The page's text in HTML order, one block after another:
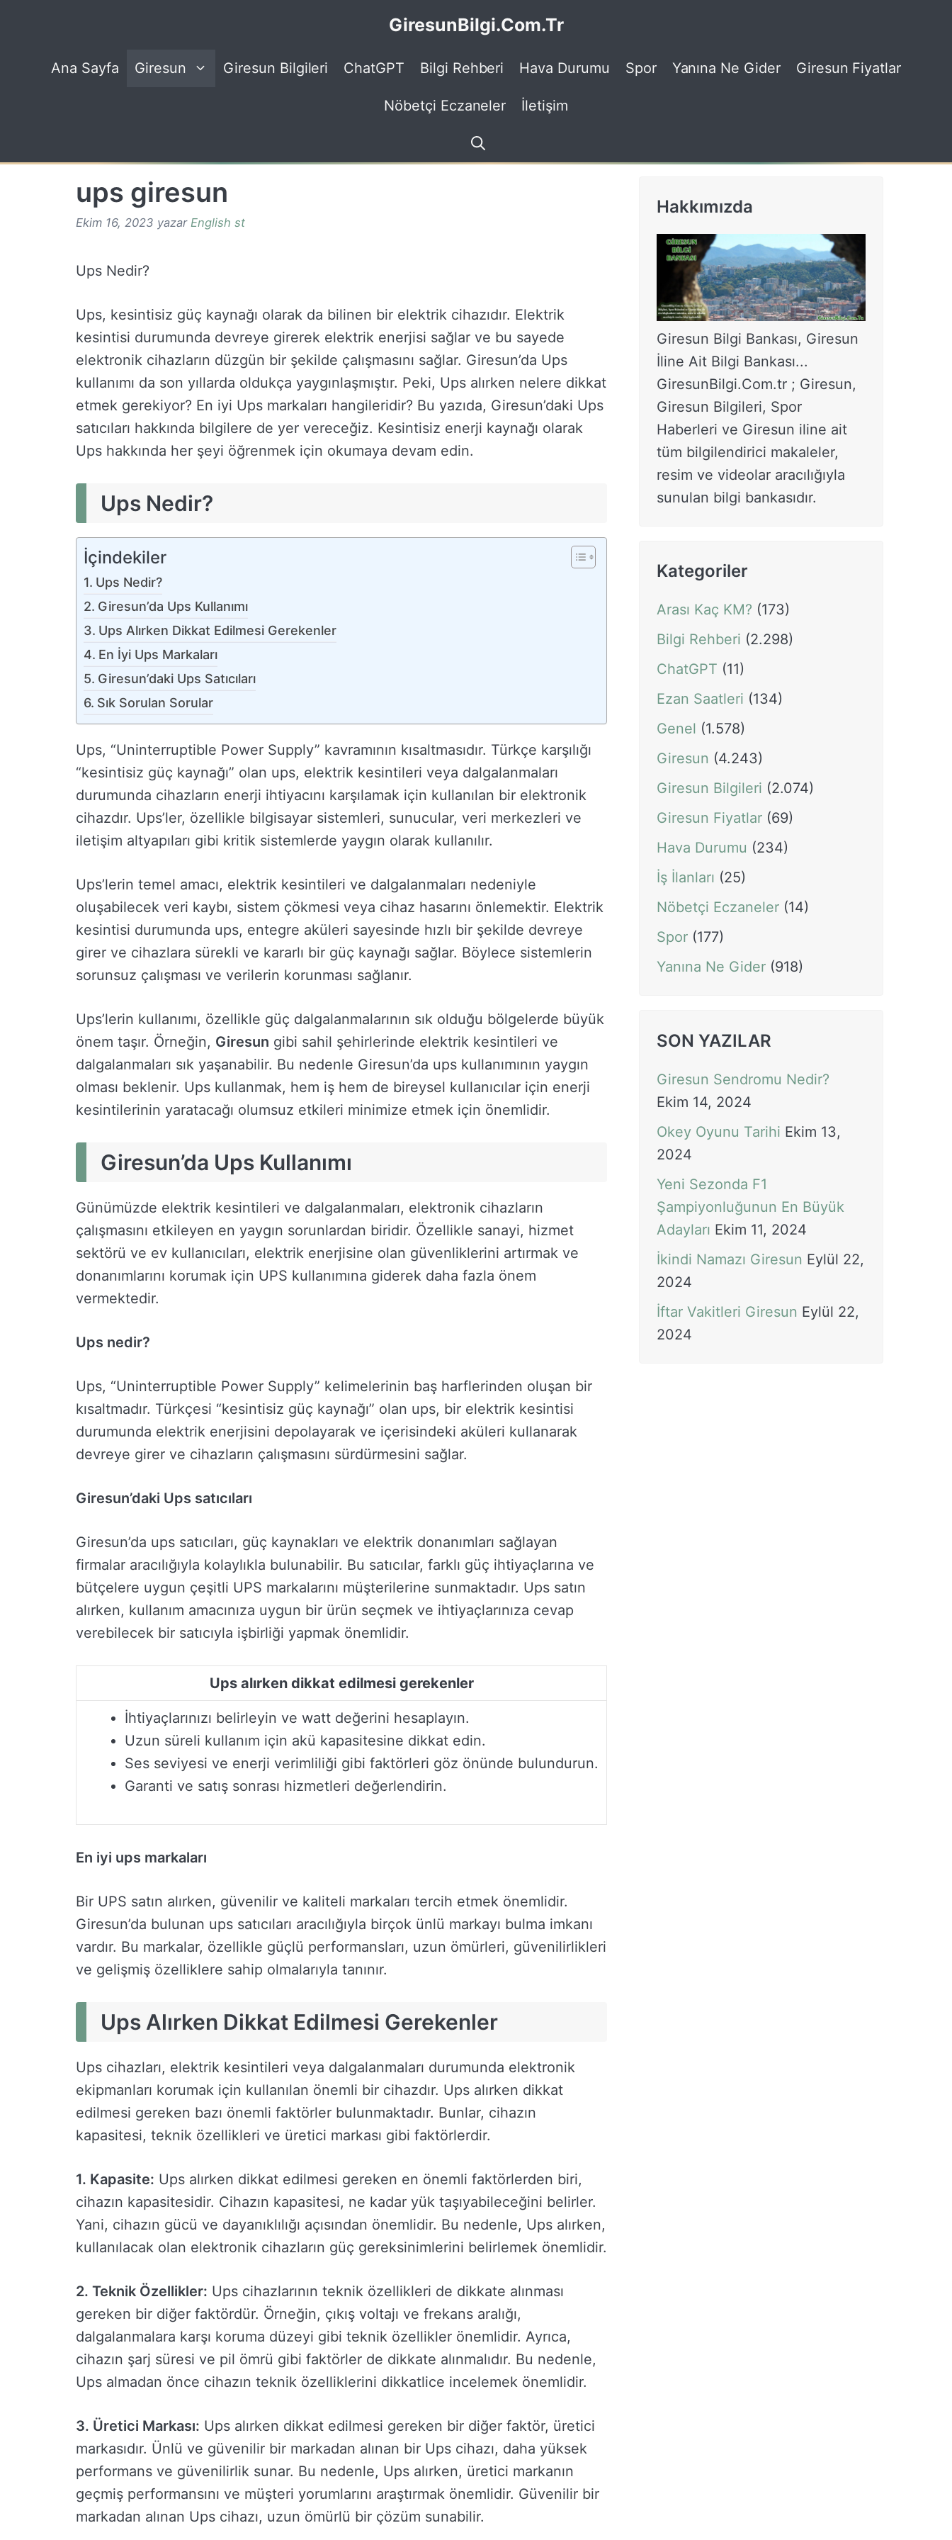
GiresunBilgi.Com.Tr
Ana Sayfa Giresun Giresun Bilgileri ChatGPT Bilgi Rehberi Hava Durumu Spor Yanına Ne Gider Giresun Fiyatlar
Nöbetçi Eczaneler İletişim
ups giresun
Ekim 16, 2023 yazar English st
Ups Nedir?
Ups, kesintisiz güç kaynağı olarak da bilinen bir elektrik cihazıdır. Elektrik
kesintisi durumunda devreye girerek elektrik enerjisi sağlar ve bu sayede
elektronik cihazların düzgün bir şekilde çalışmasını sağlar. Giresun’da Ups
kullanımı da son yıllarda oldukça yaygınlaşmıştır. Peki, Ups alırken nelere dikkat
etmek gerekiyor? En iyi Ups markaları hangileridir? Bu yazıda, Giresun’daki Ups
satıcıları hakkında bilgilere de yer vereceğiz. Kesintisiz enerji kaynağı olarak
Ups hakkında her şeyi öğrenmek için okumaya devam edin.
Ups Nedir?
İçindekiler
Ups Nedir?
Giresun’da Ups Kullanımı
Ups Alırken Dikkat Edilmesi Gerekenler
En İyi Ups Markaları
Giresun’daki Ups Satıcıları
Sık Sorulan Sorular
Ups, “Uninterruptible Power Supply” kavramının kısaltmasıdır. Türkçe karşılığı
“kesintisiz güç kaynağı” olan ups, elektrik kesintileri veya dalgalanmaları
durumunda cihazların enerji ihtiyacını karşılamak için kullanılan bir elektronik
cihazdır. Ups’ler, özellikle bilgisayar sistemleri, sunucular, veri merkezleri ve
iletişim altyapıları gibi kritik sistemlerde yaygın olarak kullanılır.
Ups’lerin temel amacı, elektrik kesintileri ve dalgalanmaları nedeniyle
oluşabilecek veri kaybı, sistem çökmesi veya cihaz hasarını önlemektir. Elektrik
kesintisi durumunda ups, entegre aküleri sayesinde hızlı bir şekilde devreye
girer ve cihazlara sürekli ve kararlı bir güç kaynağı sağlar. Böylece sistemlerin
sorunsuz çalışması ve verilerin korunması sağlanır.
Ups’lerin kullanımı, özellikle güç dalgalanmalarının sık olduğu bölgelerde büyük
önem taşır. Örneğin, Giresun gibi sahil şehirlerinde elektrik kesintileri ve
dalgalanmaları sık yaşanabilir. Bu nedenle Giresun’da ups kullanımının yaygın
olması beklenir. Ups kullanmak, hem iş hem de bireysel kullanıcılar için enerji
kesintilerinin yaratacağı olumsuz etkileri minimize etmek için önemlidir.
Giresun’da Ups Kullanımı
Günümüzde elektrik kesintileri ve dalgalanmaları, elektronik cihazların
çalışmasını etkileyen en yaygın sorunlardan biridir. Özellikle sanayi, hizmet
sektörü ve ev kullanıcıları, elektrik enerjisine olan güvenliklerini artırmak ve
donanımlarını korumak için UPS kullanımına giderek daha fazla önem
vermektedir.
Ups nedir?
Ups, “Uninterruptible Power Supply” kelimelerinin baş harflerinden oluşan bir
kısaltmadır. Türkçesi “kesintisiz güç kaynağı” olan ups, bir elektrik kesintisi
durumunda elektrik enerjisini depolayarak ve içerisindeki aküleri kullanarak
devreye girer ve cihazların çalışmasını sürdürmesini sağlar.
Giresun’daki Ups satıcıları
Giresun’da ups satıcıları, güç kaynakları ve elektrik donanımları sağlayan
firmalar aracılığıyla kolaylıkla bulunabilir. Bu satıcılar, farklı güç ihtiyaçlarına ve
bütçelere uygun çeşitli UPS markalarını müşterilerine sunmaktadır. Ups satın
alırken, kullanım amacınıza uygun bir ürün seçmek ve ihtiyaçlarınıza cevap
verebilecek bir satıcıyla işbirliği yapmak önemlidir.
Ups alırken dikkat edilmesi gerekenler
İhtiyaçlarınızı belirleyin ve watt değerini hesaplayın.
Uzun süreli kullanım için akü kapasitesine dikkat edin.
Ses seviyesi ve enerji verimliliği gibi faktörleri göz önünde bulundurun.
Garanti ve satış sonrası hizmetleri değerlendirin.
En iyi ups markaları
Bir UPS satın alırken, güvenilir ve kaliteli markaları tercih etmek önemlidir.
Giresun’da bulunan ups satıcıları aracılığıyla birçok ünlü markayı bulma imkanı
vardır. Bu markalar, özellikle güçlü performansları, uzun ömürleri, güvenilirlikleri
ve gelişmiş özelliklere sahip olmalarıyla tanınır.
Ups Alırken Dikkat Edilmesi Gerekenler
Ups cihazları, elektrik kesintileri veya dalgalanmaları durumunda elektronik
ekipmanları korumak için kullanılan önemli bir cihazdır. Ups alırken dikkat
edilmesi gereken bazı önemli faktörler bulunmaktadır. Bunlar, cihazın
kapasitesi, teknik özellikleri ve üretici markası gibi faktörlerdir.
1. Kapasite: Ups alırken dikkat edilmesi gereken en önemli faktörlerden biri,
cihazın kapasitesidir. Cihazın kapasitesi, ne kadar yük taşıyabileceğini belirler.
Yani, cihazın gücü ve dayanıklılığı açısından önemlidir. Bu nedenle, Ups alırken,
kullanılacak olan elektronik cihazların güç gereksinimlerini belirlemek önemlidir.
2. Teknik Özellikler: Ups cihazlarının teknik özellikleri de dikkate alınması
gereken bir diğer faktördür. Örneğin, çıkış voltajı ve frekans aralığı,
dalgalanmalara karşı koruma düzeyi gibi teknik özellikler önemlidir. Ayrıca,
cihazın şarj süresi ve pil ömrü gibi faktörler de dikkate alınmalıdır. Bu nedenle,
Ups almadan önce cihazın teknik özelliklerini dikkatlice incelemek önemlidir.
3. Üretici Markası: Ups alırken dikkat edilmesi gereken bir diğer faktör, üretici
markasıdır. Ünlü ve güvenilir bir markadan alınan bir Ups cihazı, daha yüksek
performans ve güvenilirlik sunar. Bu nedenle, Ups alırken, üretici markanın
geçmiş performansını ve müşteri yorumlarını araştırmak önemlidir. Güvenilir bir
markadan alınan Ups cihazı, uzun ömürlü bir çözüm sunabilir.
Hakkımızda
Giresun Bilgi Bankası, Giresun
İline Ait Bilgi Bankası...
GiresunBilgi.Com.tr ; Giresun,
Giresun Bilgileri, Spor
Haberleri ve Giresun iline ait
tüm bilgilendirici makaleler,
resim ve videolar aracılığıyla
sunulan bilgi bankasıdır.
Kategoriler
Arası Kaç KM? (173)
Bilgi Rehberi (2.298)
ChatGPT (11)
Ezan Saatleri (134)
Genel (1.578)
Giresun (4.243)
Giresun Bilgileri (2.074)
Giresun Fiyatlar (69)
Hava Durumu (234)
İş İlanları (25)
Nöbetçi Eczaneler (14)
Spor (177)
Yanına Ne Gider (918)
SON YAZILAR
Giresun Sendromu Nedir?
Ekim 14, 2024
Okey Oyunu Tarihi Ekim 13,
2024
Yeni Sezonda F1
Şampiyonluğunun En Büyük
Adayları Ekim 11, 2024
İkindi Namazı Giresun Eylül 22,
2024
İftar Vakitleri Giresun Eylül 22,
2024